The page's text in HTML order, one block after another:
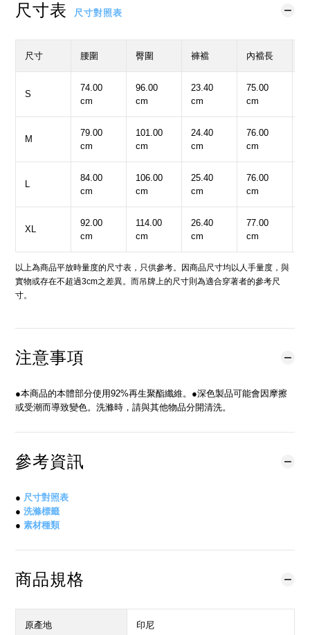
尺寸表 尺寸對照表
尺寸 腰圍 臀圍 褲襠 內襠長
S
74.00
cm
96.00
cm
23.40
cm
75.00
cm
M
79.00
cm
101.00
cm
24.40
cm
76.00
cm
L
84.00
cm
106.00
cm
25.40
cm
76.00
cm
XL
92.00
cm
114.00
cm
26.40
cm
77.00
cm
以上為商品平放時量度的尺寸表，只供參考。因商品尺寸均以人手量度，與
實物或存在不超過3cm之差異。而吊牌上的尺寸則為適合穿著者的參考尺
寸。
注意事項
●本商品的本體部分使用92%再生聚酯纖維。●深色製品可能會因摩擦
或受潮而導致變色。洗滌時，請與其他物品分開清洗。
參考資訊
● 尺寸對照表
● 洗滌標籤
● 素材種類
商品規格
原產地 印尼